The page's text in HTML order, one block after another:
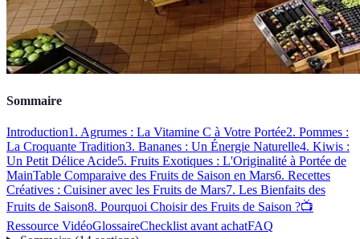
Sommaire
Introduction1. Agrumes : La Vitamine C à Votre Portée2. Pommes :
La Croquante Tradition3. Bananes : Un Énergie Naturelle4. Kiwis :
Un Petit Délice Acide5. Fruits Exotiques : L'Originalité à Portée de
MainTable Comparaive des Fruits de Saison en Mars6. Recettes
Créatives : Cuisiner avec les Fruits de Mars7. Les Bienfaits des
Fruits de Saison8. Pourquoi Choisir des Fruits de Saison ?📺
Ressource VidéoGlossaireChecklist avant achatFAQ